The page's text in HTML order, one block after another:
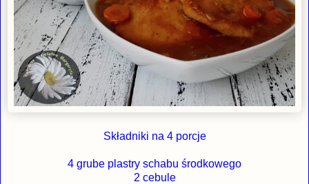
Składniki na 4 porcje
4 grube plastry schabu środkowego
2 cebule